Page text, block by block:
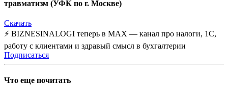
травматизм (УФК по г. Москве)
Скачать
⚡ BIZNESINALOGI теперь в MAX — канал про налоги, 1С,
работу с клиентами и здравый смысл в бухгалтерии
Подписаться
Что еще почитать